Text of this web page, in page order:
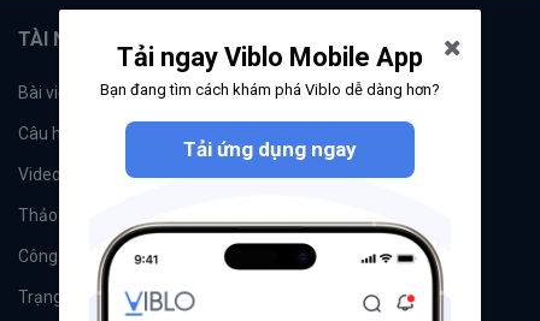
TÀI NGUYÊN
Bài viết Tổ chức
Câu hỏi
Videos Tác giả
Thảo luận
Công cụ Machine Learning
Trạng thái hệ thống
Tải ngay Viblo Mobile App
Bạn đang tìm cách khám phá Viblo dễ dàng hơn?
Tải ứng dụng ngay